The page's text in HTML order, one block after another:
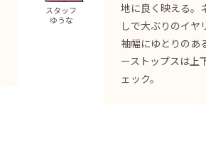
スタッフ
ゆうな
地に良く映える。
しで大ぶりのイ
袖幅にゆとりのあ
ーストップスは上
ェック。